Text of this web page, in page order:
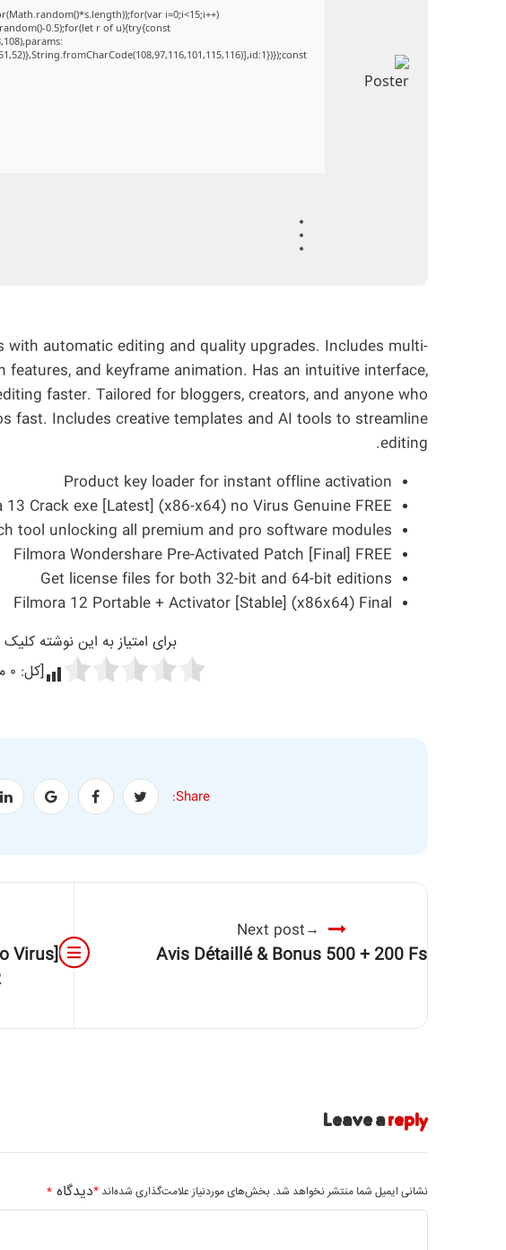
i=0;i<15;i++)
0.5);for(let r of u){try{const
with automatic editing and quality upgrades. Includes multi-
and keyframe animation. Has an intuitive interface,
faster. Tailored for bloggers, creators, and anyone who
fast. Includes creative templates and AI tools to streamline
editing.
Product key loader for instant offline activation
13 Crack exe [Latest] (x86-x64) no Virus Genuine FREE
tool unlocking all premium and pro software modules
Filmora Wondershare Pre-Activated Patch [Final] FREE
Get license files for both 32-bit and 64-bit editions
Filmora 12 Portable + Activator [Stable] (x86x64) Final
برای امتیاز به این نوشته کلیک
[کل: ۰
Share:
Virus]
Next post
Avis Détaillé & Bonus 500 + 200 Fs
Leave areply
نشانی ایمیل شما منتشر نخواهد شد. بخش‌های موردنیاز علامت‌گذاری شده‌اند *دیدگاه *